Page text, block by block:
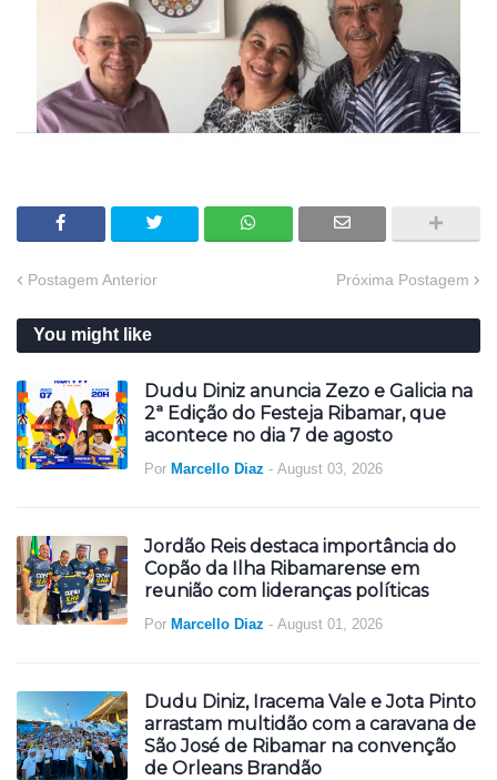
Postagem Anterior Próxima Postagem
You might like
Dudu Diniz anuncia Zezo e Galicia na
2ª Edição do Festeja Ribamar, que
acontece no dia 7 de agosto
Por Marcello Diaz - August 03, 2026
Jordão Reis destaca importância do
Copão da Ilha Ribamarense em
reunião com lideranças políticas
Por Marcello Diaz - August 01, 2026
Dudu Diniz, Iracema Vale e Jota Pinto
arrastam multidão com a caravana de
São José de Ribamar na convenção
de Orleans Brandão